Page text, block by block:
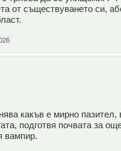
от съществуването си,
какъв е мирно пазител,
подготвя почвата за
вампир.